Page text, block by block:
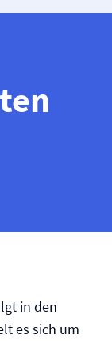
in den
es sich um